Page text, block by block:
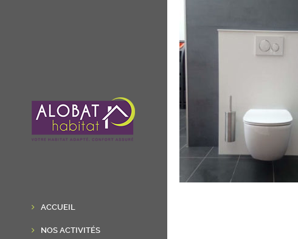
ACCUEIL
NOS ACTIVITÉS